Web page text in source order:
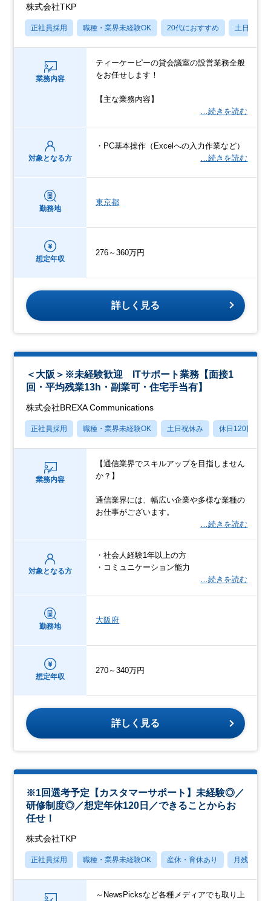
株式会社TKP
正社員採用 職種・業界未経験OK 20代におすすめ 土日祝休み
業務内容
ティーケーピーの貸会議室の設営業務全般
をお任せします！
【主な業務内容】
…続きを読む
対象となる方
・PC基本操作（Excelへの入力作業など）
…続きを読む
勤務地
東京都
想定年収
276～360万円
詳しく見る
＜大阪＞※未経験歓迎 ITサポート業務【面接1
回・平均残業13h・副業可・住宅手当有】
株式会社BREXA Communications
正社員採用 職種・業界未経験OK 土日祝休み 休日120日以上
業務内容
【通信業界でスキルアップを目指しません
か？】
通信業界には、幅広い企業や多様な業種の
お仕事がございます。
…続きを読む
対象となる方
・社会人経験1年以上の方
・コミュニケーション能力
…続きを読む
勤務地
大阪府
想定年収
270～340万円
詳しく見る
※1回選考予定【カスタマーサポート】未経験◎／
研修制度◎／想定年休120日／できることからお
任せ！
株式会社TKP
正社員採用 職種・業界未経験OK 産休・育休あり 月残業20
～NewsPicksなど各種メディアでも取り上